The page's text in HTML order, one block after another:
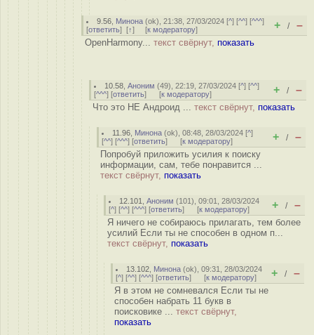
9.56 Минона (ok), 21:38, 27/03/2024 [^] [^^] [^^^]
[ответить] [↑] [к модератору] + / –
OpenHarmony... текст свёрнут, показать
10.58 ,Аноним (49), 22:19, 27/03/2024 [^] [^^]
[^^^] [ответить] [к модератору] + / –
Что это НЕ Андроид ... текст свёрнут, показать
11.96 Минона (ok), 08:48, 28/03/2024 [^]
[^^] [^^^] [ответить] [к модератору] + / –
Попробуй приложить усилия к поиску
информации, сам, тебе понравится ...
текст свёрнут, показать
12.101 ,Аноним (101), 09:01, 28/03/2024
[^] [^^] [^^^] [ответить] [к модератору] + / –
Я ничего не собираюсь прилагать, тем более
усилий Если ты не способен в одном п...
текст свёрнут, показать
13.102 Минона (ok), 09:31, 28/03/2024
[^] [^^] [^^^] [ответить] [к модератору] + / –
Я в этом не сомневался Если ты не
способен набрать 11 букв в
поисковике ... текст свёрнут,
показать